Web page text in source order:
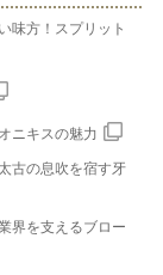
味方！スプリット
ニキスの魅力
古の息吹を宿す牙
界を支えるブロー